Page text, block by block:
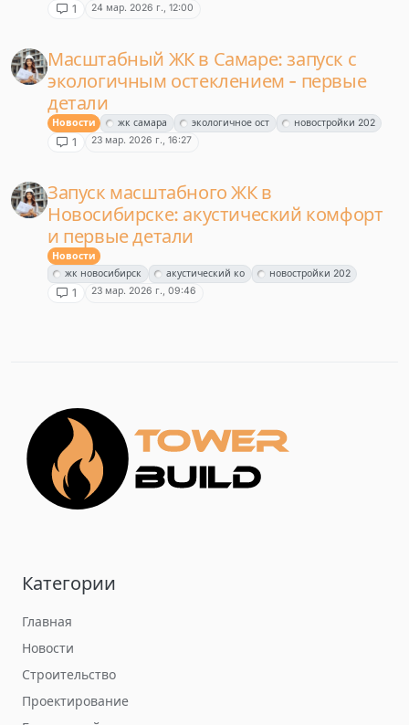
1 24 мар. 2026 г., 12:00
Масштабный ЖК в Самаре: запуск с
экологичным остеклением - первые
детали
Новости жк самара экологичное ост новостройки 202
1 23 мар. 2026 г., 16:27
Запуск масштабного ЖК в
Новосибирске: акустический комфорт
и первые детали
Новости
жк новосибирск
акустический ко новостройки 202
1 23 мар. 2026 г., 09:46
Категории
Главная
Новости
Строительство
Проектирование